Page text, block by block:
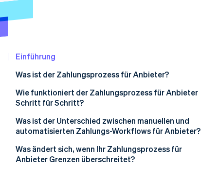
Betrugsprävention
Atlas
Stripe-Sessions 2026
Erfahren Sie, wie Stripe Lösungen für die
Jetzt ansehen
Einführung
Was ist der Zahlungsprozess für Anbieter?
Wie funktioniert der Zahlungsprozess für Anbieter
Schritt für Schritt?
Rechnungseingang und -erfassung
Rechnungsprüfung und Three-Way-Matching
Genehmigungs-Routing
Was ist der Unterschied zwischen manuellen und
automatisierten Zahlungs-Workflows für Anbieter?
Was ändert sich, wenn Ihr Zahlungsprozess für
Anbieter Grenzen überschreitet?